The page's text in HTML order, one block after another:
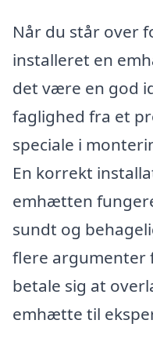
Når du står over
installeret en
det være en god
faglighed fra et
speciale i
En korrekt
emhætten
sundt og
flere argumenter
betale sig at
emhætte til